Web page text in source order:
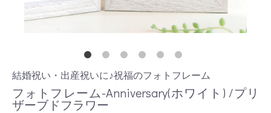
結婚祝い・出産祝いに♪祝福のフォトフレーム
フォトフレーム-Anniversary(ホワイト) /プリ
ザーブドフラワー